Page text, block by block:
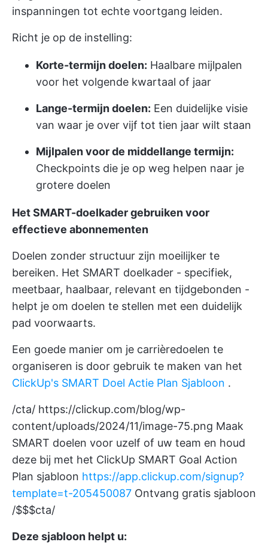
inspanningen tot echte voortgang leiden.
Richt je op de instelling:
Korte-termijn doelen: Haalbare mijlpalen
voor het volgende kwartaal of jaar
Lange-termijn doelen: Een duidelijke visie
van waar je over vijf tot tien jaar wilt staan
Mijlpalen voor de middellange termijn:
Checkpoints die je op weg helpen naar je
grotere doelen
Het SMART-doelkader gebruiken voor
effectieve abonnementen
Doelen zonder structuur zijn moeilijker te
bereiken. Het SMART doelkader - specifiek,
meetbaar, haalbaar, relevant en tijdgebonden -
helpt je om doelen te stellen met een duidelijk
pad voorwaarts.
Een goede manier om je carrièredoelen te
organiseren is door gebruik te maken van het
ClickUp's SMART Doel Actie Plan Sjabloon .
/cta/ https://clickup.com/blog/wp-
content/uploads/2024/11/image-75.png Maak
SMART doelen voor uzelf of uw team en houd
deze bij met het ClickUp SMART Goal Action
Plan sjabloon https://app.clickup.com/signup?
template=t-205450087 Ontvang gratis sjabloon
/$$$cta/
Deze sjabloon helpt u: